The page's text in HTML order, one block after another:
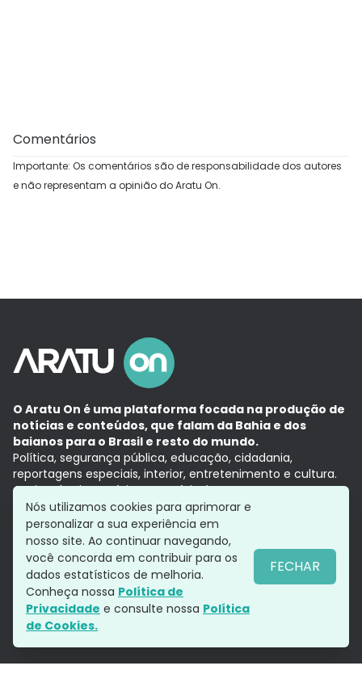
Comentários
Importante: Os comentários são de responsabilidade dos autores
e não representam a opinião do Aratu On.
O Aratu On é uma plataforma focada na produção de
notícias e conteúdos, que falam da Bahia e dos
baianos para o Brasil e resto do mundo.
Política, segurança pública, educação, cidadania,
reportagens especiais, interior, entretenimento e cultura.
Aqui, tudo vira notícia e a notícia é no tempo presente,
com a credibilidade do Grupo Aratu.
Grupo Aratu
Política de privacidade
Siga-nos
Nós utilizamos cookies para aprimorar e
personalizar a sua experiência em
nosso site. Ao continuar navegando,
você concorda em contribuir para os
dados estatísticos de melhoria.
Conheça nossa Política de
Privacidade e consulte nossa Política
de Cookies.
FECHAR